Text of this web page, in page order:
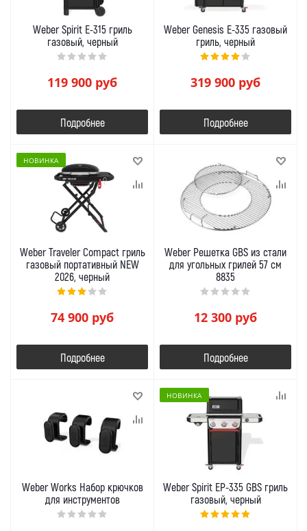
Weber Spirit E-315 гриль
газовый, черный
119 900 руб
Подробнее
Weber Genesis E-335 газовый
гриль, черный
319 900 руб
Подробнее
НОВИНКА
Weber Traveler Compact гриль
газовый портативный NEW
2026, черный
74 900 руб
Подробнее
Weber Решетка GBS из стали
для угольных грилей 57 см
8835
12 300 руб
Подробнее
Weber Works Набор крючков
для инструментов
НОВИНКА
Weber Spirit EP-335 GBS гриль
газовый, черный